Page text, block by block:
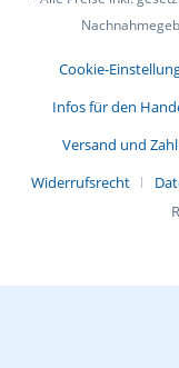
Cookie-
Infos für den
Versand und
Widerrufsrecht